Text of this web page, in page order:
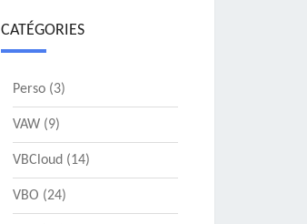
CATÉGORIES
Perso(3)
VAW(9)
VBCloud (14)
VBO (24)